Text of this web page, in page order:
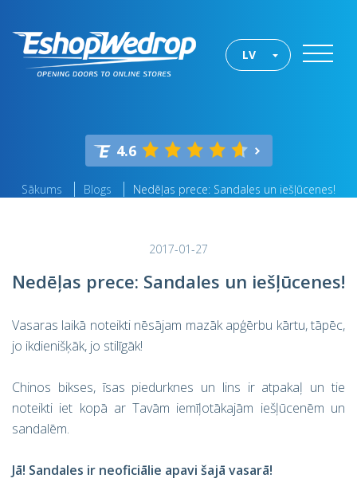
LV
4.6
Sākums Blogs Nedēļas prece: Sandales un iešļūcenes!
2017-01-27
Nedēļas prece: Sandales un iešļūcenes!
Vasaras laikā noteikti nēsājam mazāk apģērbu kārtu, tāpēc,
jo ikdienišķāk, jo stilīgāk!
Chinos bikses, īsas piedurknes un lins ir atpakaļ un tie
noteikti iet kopā ar Tavām iemīļotākajām iešļūcenēm un
sandalēm.
Jā! Sandales ir neoficiālie apavi šajā vasarā!